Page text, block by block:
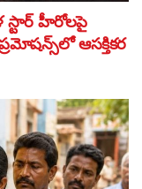
హీరోలపై
ఆసక్తికర